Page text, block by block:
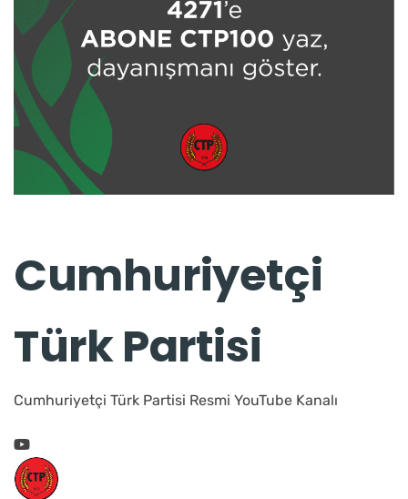
Cumhuriyetçi
Türk Partisi
Cumhuriyetçi Türk Partisi Resmi YouTube Kanalı